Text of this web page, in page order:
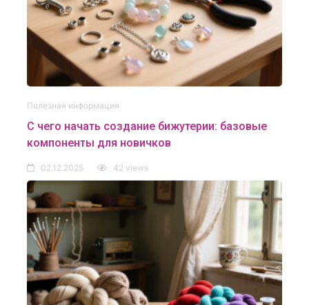
Полезная информация
С чего начать создание бижутерии: базовые
компоненты для новичков
02.12.2025 42 views